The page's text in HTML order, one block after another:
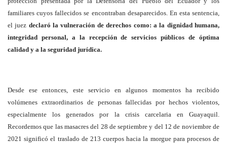
familiares cuyos fallecidos se encontraban desaparecidos. En esta sentencia,
el juez declaró la vulneración de derechos como: a la dignidad humana,
integridad personal, a la recepción de servicios públicos de óptima
calidad y a la seguridad jurídica.
Desde ese entonces, este servicio en algunos momentos ha recibido
volúmenes extraordinarios de personas fallecidas por hechos violentos,
especialmente los generados por la crisis carcelaria en Guayaquil.
Recordemos que las masacres del 28 de septiembre y del 12 de noviembre de
2021 significó el traslado de 213 cuerpos hacia la morgue para procesos de